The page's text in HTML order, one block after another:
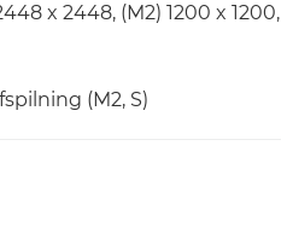
x 2448, (M2) 1200 x 1200,
(M2, S)